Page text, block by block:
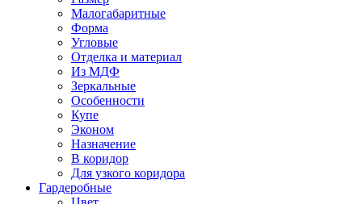
Малогабаритные
Форма
Угловые
Отделка и материал
Из МДФ
Зеркальные
Особенности
Купе
Эконом
Назначение
В коридор
Для узкого коридора
Гардеробные